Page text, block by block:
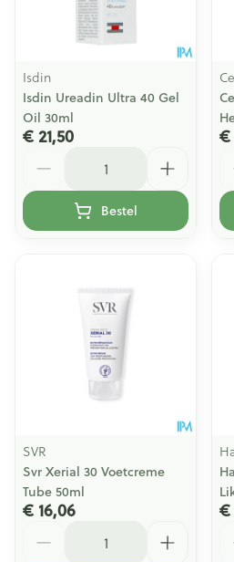
Isdin
Isdin Ureadin Ultra 40 Gel
Oil 30ml
€ 21,50
Bestel
€
SVR
Svr Xerial 30 Voetcreme
Tube 50ml
€ 16,06 €